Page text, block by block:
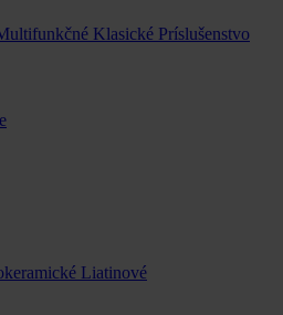
Klasické Príslušenstvo
Liatinové